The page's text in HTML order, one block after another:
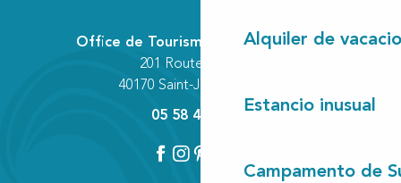
Alquiler de
Estancio inusual
Campamento de
Office de Tourisme Communautaire
201 Route des Lacs
40170 Saint-Julien-en-Born
05 58 42 89 80